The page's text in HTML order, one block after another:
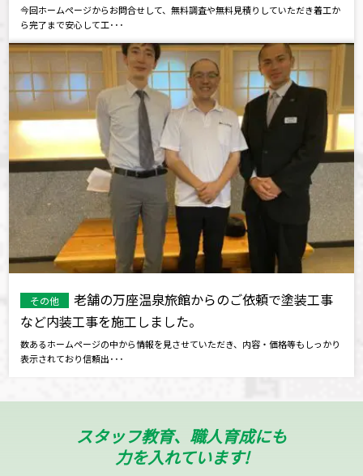
今回ホームページからお問合せして、無料調査や無料見積りしていただき着工か
ら完了まで安心して工･･･
その他
老舗の万座温泉旅館からのご依頼で塗装工事
など内装工事を施工しました。
数あるホームページの中から情報を見させていただき、内容・価格等もしっかり
表示されており信頼出･･･
スタッフ教育、職人育成にも
力を入れています!